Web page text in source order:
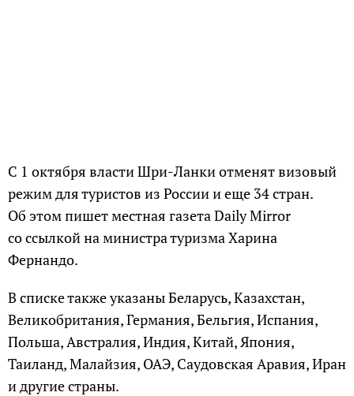
С 1 октября власти Шри-Ланки отменят визовый
режим для туристов из России и еще 34 стран.
Об этом пишет местная газета Daily Mirror
со ссылкой на министра туризма Харина
Фернандо.
В списке также указаны Беларусь, Казахстан,
Великобритания, Германия, Бельгия, Испания,
Польша, Австралия, Индия, Китай, Япония,
Таиланд, Малайзия, ОАЭ, Саудовская Аравия, Иран
и другие страны.